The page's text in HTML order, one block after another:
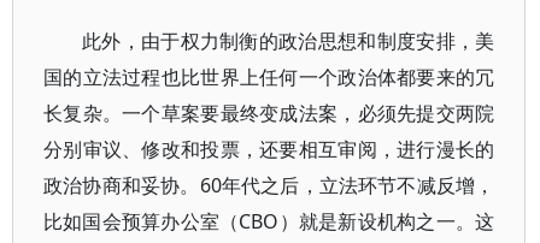
此外，由于权力制衡的政治思想和制度安排，美
国的立法过程也比世界上任何一个政治体都要来的冗
长复杂。一个草案要最终变成法案，必须先提交两院
分别审议、修改和投票，还要相互审阅，进行漫长的
政治协商和妥协。60年代之后，立法环节不减反增，
比如国会预算办公室（CBO）就是新设机构之一。这